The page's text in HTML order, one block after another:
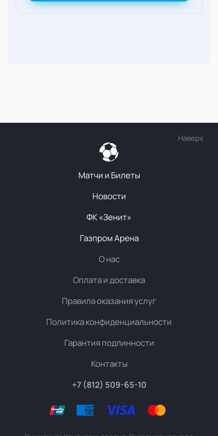
Наверх
Матчи и Билеты
Новости
ФК «Зенит»
Газпром Арена
О нас
Оплата и доставка
Правила оказания услуг
Политика конфиденциальности
Гарантия подлинности
Контакты
+7 (812) 509-65-10